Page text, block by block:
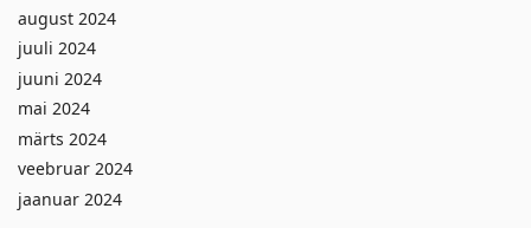
august 2024
juuli 2024
juuni 2024
mai 2024
märts 2024
veebruar 2024
jaanuar 2024